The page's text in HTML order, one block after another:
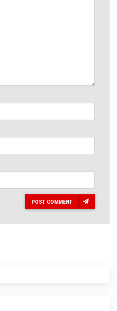
POST COMMENT